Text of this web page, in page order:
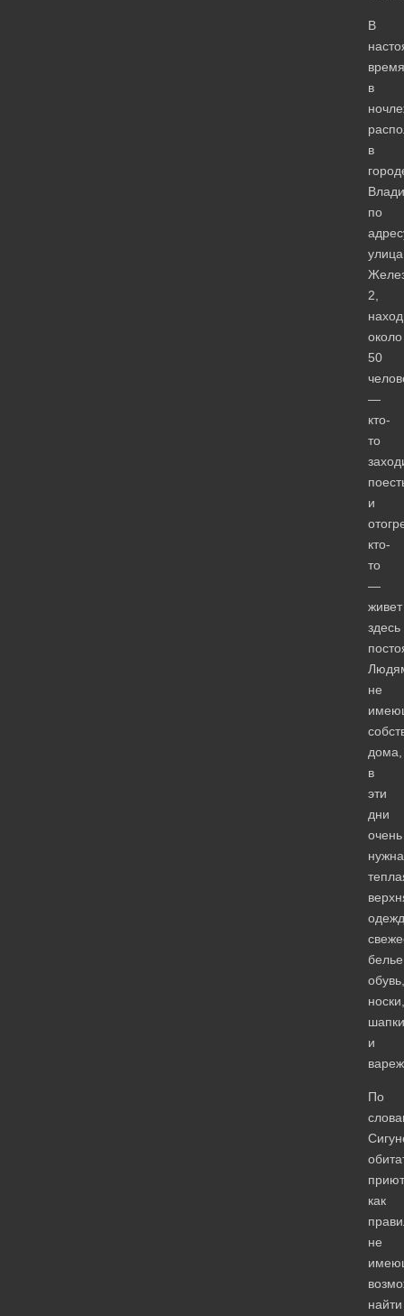
В
время
в
в
по
улица
2,
около
50
—
кто-
то
и
кто-
то
—
живет
здесь
не
дома,
в
эти
дни
очень
нужна
обувь,
носки,
шапки
и
По
как
не
найти